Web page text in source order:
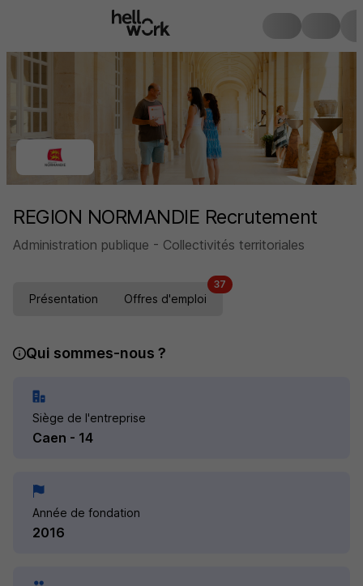
REGION NORMANDIE Recrutement
Administration publique - Collectivités territoriales
Présentation Offres d'emploi
37
Qui sommes-nous ?
Siège de l'entreprise
Caen - 14
Année de fondation
2016